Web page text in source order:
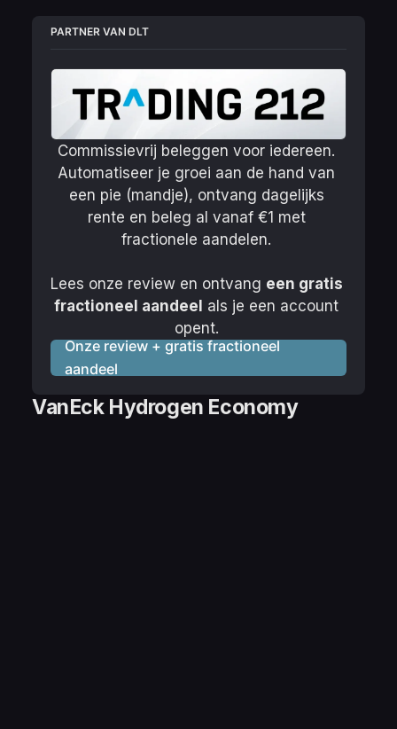
PARTNER VAN DLT
Commissievrij beleggen voor iedereen.
Automatiseer je groei aan de hand van
een pie (mandje), ontvang dagelijks
rente en beleg al vanaf €1 met
fractionele aandelen.
Lees onze review en ontvang een gratis
fractioneel aandeel als je een account
opent.
Onze review + gratis fractioneel
aandeel
VanEck Hydrogen Economy